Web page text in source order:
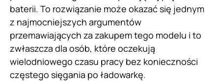
baterii. To rozwiązanie może okazać się jednym
z najmocniejszych argumentów
przemawiających za zakupem tego modelu i to
zwłaszcza dla osób, które oczekują
wielodniowego czasu pracy bez konieczności
częstego sięgania po ładowarkę.